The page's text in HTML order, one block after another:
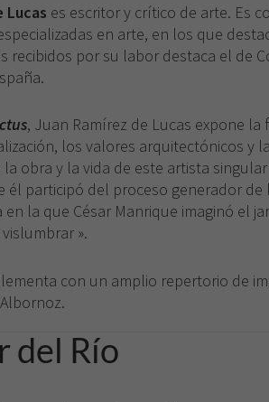
Lucas es escritor y crítico de arte. Es
en arte, en los que
recibidos por su labor destaca el de
, Juan Ramírez de Lucas expone
los valores arquitectónicos
obra y la vida de este artista
él participó del proceso generador
en la que César Manrique imaginó el
».
con un amplio repertorio de
del Río